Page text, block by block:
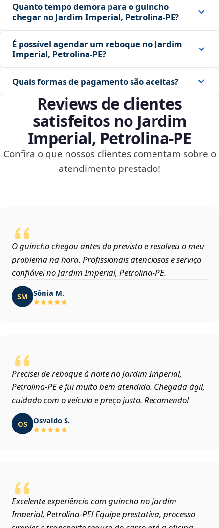
Quanto tempo demora para o guincho
chegar no Jardim Imperial, Petrolina‑PE?
É possível agendar um reboque no Jardim
Imperial, Petrolina‑PE?
Quais formas de pagamento são aceitas?
Reviews de clientes
satisfeitos no Jardim
Imperial, Petrolina‑PE
Confira o que nossos clientes comentam sobre o
atendimento prestado!
O guincho chegou antes do previsto e resolveu o meu
problema na hora. Profissionais atenciosos e serviço
confiável no Jardim Imperial, Petrolina‑PE.
SM Sônia M.
Precisei de reboque à noite no Jardim Imperial,
Petrolina‑PE e fui muito bem atendido. Chegada ágil,
cuidado com o veículo e preço justo. Recomendo!
OS Osvaldo S.
Excelente experiência com guincho no Jardim
Imperial, Petrolina‑PE! Equipe prestativa, processo